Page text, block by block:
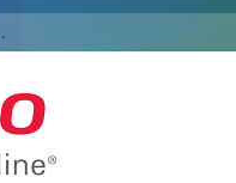
Sectigo SSL